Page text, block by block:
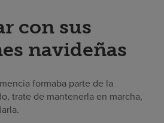
con sus
navideñas
formaba parte de la
trate de mantenerla en marcha,